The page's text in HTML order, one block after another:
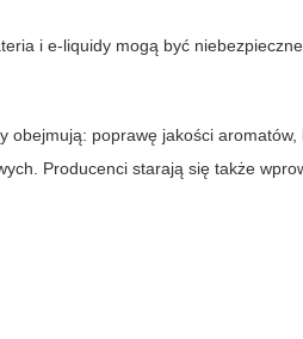
i e-liquidy mogą być
obejmują: poprawę jakości
Producenci starają się także